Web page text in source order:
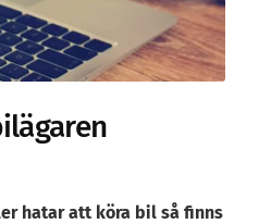
hatar att köra bil så finns